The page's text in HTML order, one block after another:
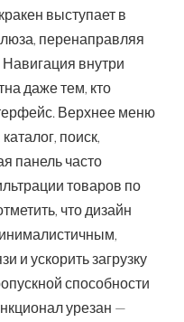
выступает в
перенаправляя
внутри
даже тем, кто
Верхнее меню
поиск,
панель часто
товаров по
что дизайн
и ускорить загрузку
способности
урезан —